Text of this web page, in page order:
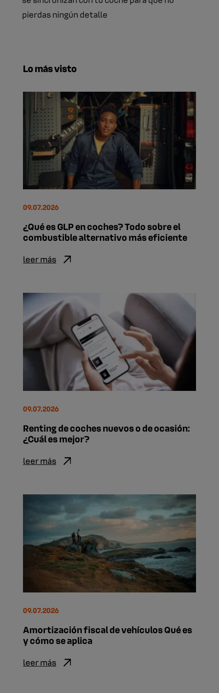
pierdas ningún detalle
Lo más visto
¿Qué es GLP en coches? Todo sobre el
combustible alternativo más eficiente
09.07.2026
leer más
Renting de coches nuevos o de ocasión:
¿Cuál es mejor?
09.07.2026
leer más
Amortización fiscal de vehículos Qué es
y cómo se aplica
09.07.2026
leer más